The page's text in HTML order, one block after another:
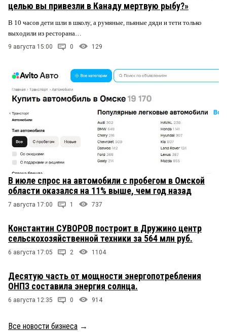
целью вы привезли в Канаду мертвую рыбу?»
В 10 часов дети шли в школу, а румяные, пьяные дяди и тети только
выходили из ресторана…
9 августа 15:00 0 129
В июле спрос на автомобили с пробегом в Омской
области оказался на 11% выше, чем год назад
7 августа 17:00 1 737
Константин СУВОРОВ построит в Дружино центр
сельскохозяйственной техники за 564 млн руб.
6 августа 17:05 2 1104
Десятую часть от мощности энергопотребления
ОНПЗ составила энергия солнца.
6 августа 12:35 0 914
Все новости бизнеса →